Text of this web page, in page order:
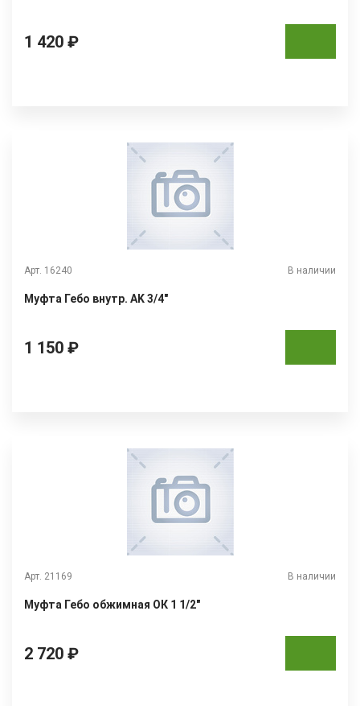
1 420 ₽
Арт. 16240 В наличии
Муфта Гебо внутр. АK 3/4"
1 150 ₽
Арт. 21169 В наличии
Муфта Гебо обжимная ОК 1 1/2"
2 720 ₽